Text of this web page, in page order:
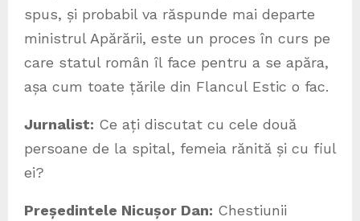
spus, și probabil va răspunde mai departe
ministrul Apărării, este un proces în curs pe
care statul român îl face pentru a se apăra,
așa cum toate țările din Flancul Estic o fac.
Jurnalist: Ce ați discutat cu cele două
persoane de la spital, femeia rănită și cu fiul
ei?
Președintele Nicușor Dan: Chestiunii